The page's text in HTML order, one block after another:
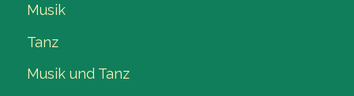
Musik
Tanz
Musik und Tanz